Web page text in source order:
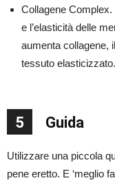
Collagene
e l’elasticità delle
aumenta collagene,
tessuto elasticizzato.
5 Guida
Utilizzare una piccola
pene eretto. E ‘meglio